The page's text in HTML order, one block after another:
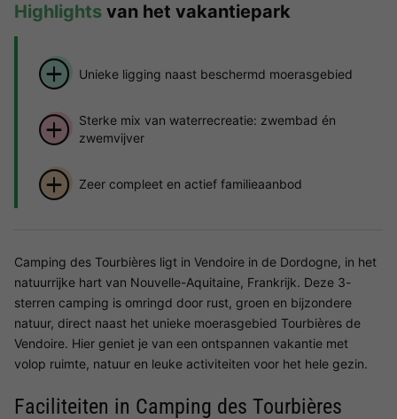
Highlights van het vakantiepark
Unieke ligging naast beschermd moerasgebied
Sterke mix van waterrecreatie: zwembad én
zwemvijver
Zeer compleet en actief familieaanbod
Camping des Tourbières ligt in Vendoire in de Dordogne, in het
natuurrijke hart van Nouvelle-Aquitaine, Frankrijk. Deze 3-
sterren camping is omringd door rust, groen en bijzondere
natuur, direct naast het unieke moerasgebied Tourbières de
Vendoire. Hier geniet je van een ontspannen vakantie met
volop ruimte, natuur en leuke activiteiten voor het hele gezin.
Faciliteiten in Camping des Tourbières